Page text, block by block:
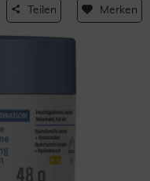
Teilen Merken